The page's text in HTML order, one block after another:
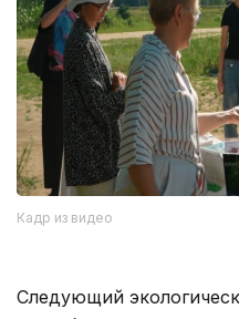
Кадр из видео
Следующий